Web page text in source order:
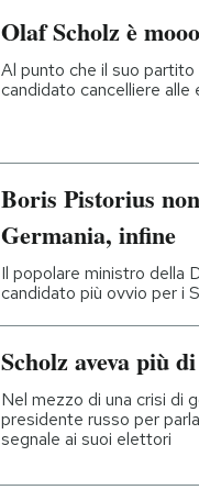
Olaf Scholz è
Al punto che il suo
candidato cancelliere alle
Boris Pistorius
Germania, infine
Il popolare ministro della
candidato più ovvio per i
Scholz aveva più
Nel mezzo di una crisi di
presidente russo per
segnale ai suoi elettori